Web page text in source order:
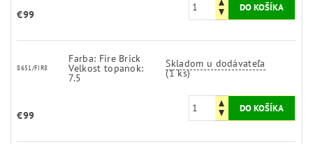
€99
8651/FIR8
Farba: Fire Brick
Velkost topanok:
7.5
Skladom u dodávateľa
(1 ks)
€99